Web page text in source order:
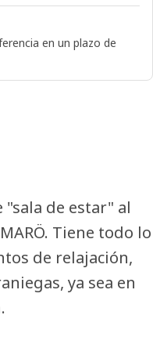
en un plazo de
"sala de estar" al
Tiene todo lo
de relajación,
ya sea en